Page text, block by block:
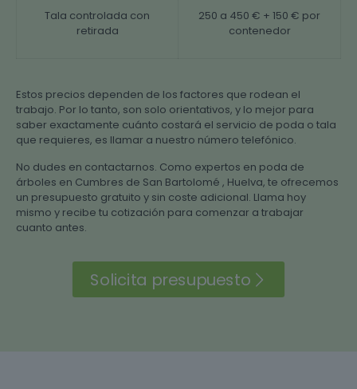
Tala controlada con
retirada
250 a 450 € + 150 € por
contenedor
Estos precios dependen de los factores que rodean el
trabajo. Por lo tanto, son solo orientativos, y lo mejor para
saber exactamente cuánto costará el servicio de poda o tala
que requieres, es llamar a nuestro número telefónico.
No dudes en contactarnos. Como expertos en poda de
árboles en Cumbres de San Bartolomé , Huelva, te ofrecemos
un presupuesto gratuito y sin coste adicional. Llama hoy
mismo y recibe tu cotización para comenzar a trabajar
cuanto antes.
Solicita presupuesto